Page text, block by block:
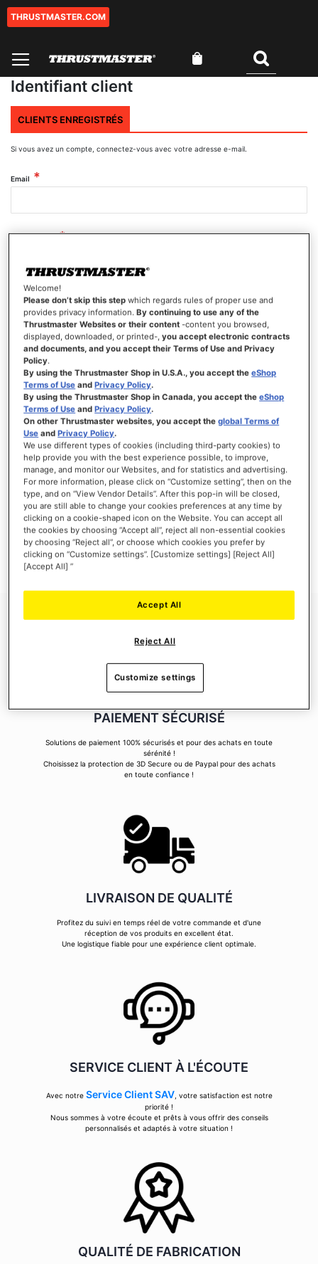
Aller
THRUSTMASTER.COM
Identifiant client
CLIENTS ENREGISTRÉS
Si vous avez un compte, connectez-vous avec votre adresse e-mail.
Email
Afficher le mot de passe
SE CONNECTER
Mot de passe oublié ?
NOUVEAUX CLIENTS
Créer un compte a de nombreux avantages : commander plus rapidement, enregistrer
plusieurs adresses, suivre vos commandes et plus encore.
CRÉER UN COMPTE
PAIEMENT SÉCURISÉ
Solutions de paiement 100% sécurisés et pour des achats en toute
sérénité !
Choisissez la protection de 3D Secure ou de Paypal pour des achats
en toute confiance !
LIVRAISON DE QUALITÉ
Profitez du suivi en temps réel de votre commande et d'une
réception de vos produits en excellent état.
Une logistique fiable pour une expérience client optimale.
SERVICE CLIENT À L'ÉCOUTE
Avec notre Service Client SAV, votre satisfaction est notre
priorité !
Nous sommes à votre écoute et prêts à vous offrir des conseils
personnalisés et adaptés à votre situation !
QUALITÉ DE FABRICATION
Welcome!
Please don’t skip this step which regards rules of proper use and
provides privacy information.By continuing to use any of the
Thrustmaster Websites or their content -content you browsed,
displayed, downloaded, or printed-,you accept electronic contracts
and documents, and you accept their Terms of Use and Privacy
Policy.
By using the Thrustmaster Shop in U.S.A., you accept theeShop
Terms of Use andPrivacy Policy.
By using the Thrustmaster Shop in Canada, you accept theeShop
Terms of Use andPrivacy Policy.
On other Thrustmaster websites, you accept theglobal Terms of
Use andPrivacy Policy.
We use different types of cookies (including third-party cookies) to
help provide you with the best experience possible, to improve,
manage, and monitor our Websites, and for statistics and advertising.
For more information, please click on “Customize setting”, then on the
type, and on “View Vendor Details”. After this pop-in will be closed,
you are still able to change your cookies preferences at any time by
clicking on a cookie-shaped icon on the Website. You can accept all
the cookies by choosing “Accept all”, reject all non-essential cookies
by choosing “Reject all”, or choose which cookies you prefer by
clicking on “Customize settings”. [Customize settings] [Reject All]
[Accept All] ”
Reject All
Accept All
Customize settings